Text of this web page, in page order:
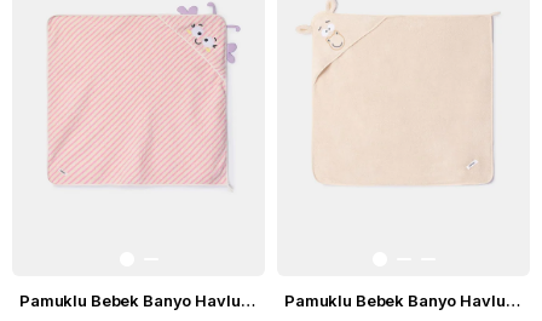
Pamuklu Bebek Banyo Havlusu Pamuklu Bebek Banyo Havlusu